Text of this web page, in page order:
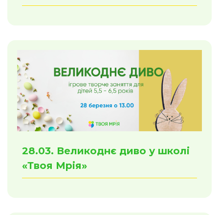
28.03. Великоднє диво у школі
«Твоя Мрія»